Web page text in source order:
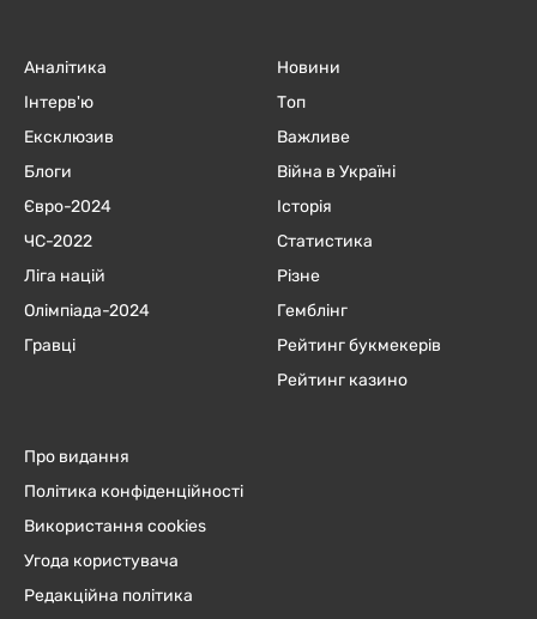
Аналітика
Інтерв'ю
Ексклюзив
Блоги
Євро-2024
ЧC-2022
Ліга націй
Олімпіада-2024
Гравці
Новини
Топ
Важливе
Війна в Україні
Історія
Статистика
Різне
Гемблінг
Рейтинг букмекерів
Рейтинг казино
Про видання
Політика конфіденційності
Використання cookies
Угода користувача
Редакційна політика